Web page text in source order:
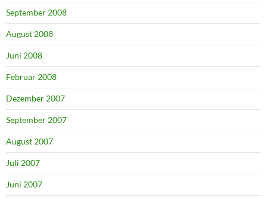
September 2008
August 2008
Juni 2008
Februar 2008
Dezember 2007
September 2007
August 2007
Juli 2007
Juni 2007